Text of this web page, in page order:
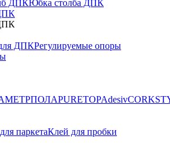
ДПКЮбка столба ДПК
ДПКРегулируемые опоры
МЕТРПОЛАPURETOPAdesiv
паркетаКлей для пробки